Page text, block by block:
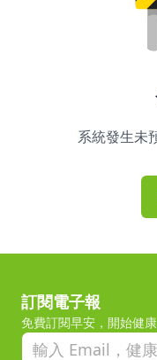
系統發生未
訂閱電子報
免費訂閱早安，開始健康